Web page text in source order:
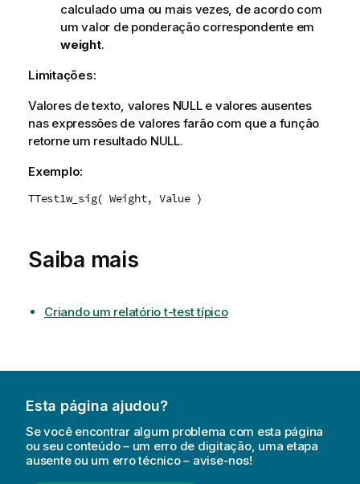
calculado uma ou mais vezes, de acordo com
um valor de ponderação correspondente em
weight.
Limitações:
Valores de texto, valores NULLe valores ausentes
nas expressões de valores farão com que a função
retorne um resultado NULL.
Exemplo:
TTest1w_sig( Weight, Value )
Saiba mais
Criando um relatório t-test típico
Esta página ajudou?
Se você encontrar algum problema com esta página
ou seu conteúdo – um erro de digitação, uma etapa
ausente ou um erro técnico – avise-nos!